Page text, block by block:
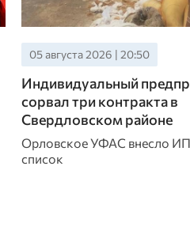
05 августа 2026 | 20:50
Индивидуальный
сорвал три контракта в
Свердловском районе
Орловское УФАС внесло
список